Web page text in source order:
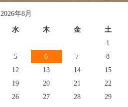
2026年8月
水 木 金 土
1
5 6 7
8
12 13 14
15
19 20 21
22
26 27 28
29